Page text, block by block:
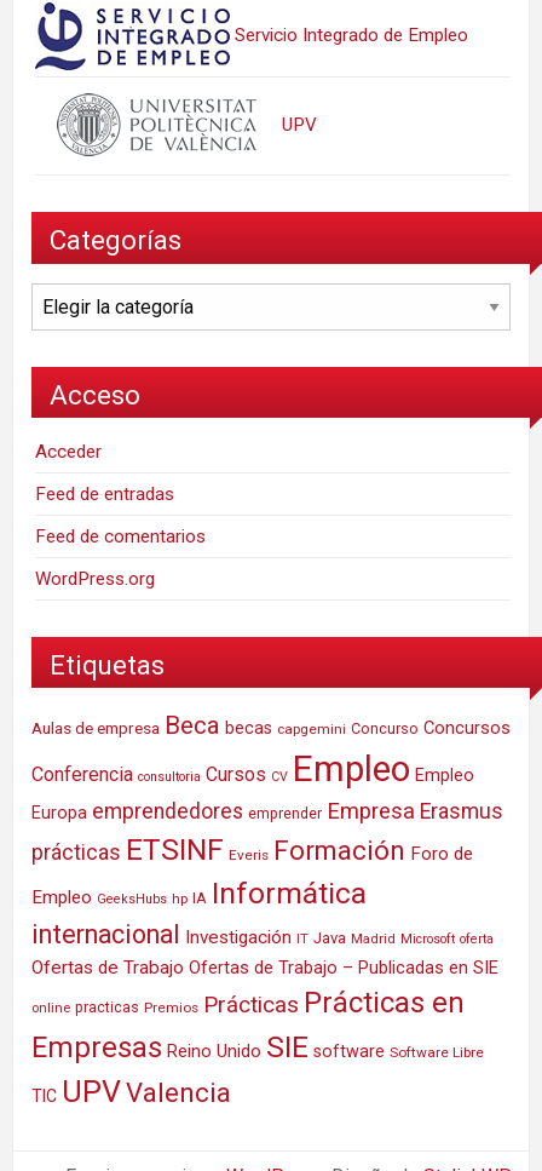
Servicio Integrado de Empleo
UPV
Categorías
Categorías
Acceso
Acceder
Feed de entradas
Feed de comentarios
WordPress.org
Etiquetas
Aulas de empresa Beca becas capgemini Concurso Concursos
Conferencia consultoria Cursos CV Empleo Empleo
Europa emprendedores emprender Empresa Erasmus
prácticas ETSINF Everis Formación Foro de
Empleo GeeksHubs hp IA Informática
internacional Investigación IT Java Madrid Microsoft oferta
Ofertas de Trabajo Ofertas de Trabajo – Publicadas en SIE
online practicas Premios Prácticas Prácticas en
Empresas Reino Unido SIE software Software Libre
TIC UPVValencia